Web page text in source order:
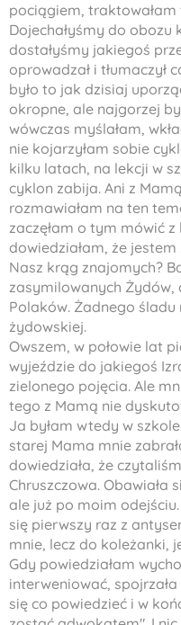
pociągiem,
Dojechałyśmy do
dostałyśmy jakiegoś
oprowadzał i tłumaczył
było to jak dzisiaj
okropne, ale najgorzej
wówczas myślałam,
nie kojarzyłam sobie
kilku latach, na lekcji w
cyklon zabija. Ani z
rozmawiałam na ten
zaczęłam o tym mówić
dowiedziałam, że
Nasz krąg znajomych?
zasymilowanych Żydów,
Polaków. Żadnego
żydowskiej.
Owszem, w połowie lat
wyjeździe do jakiegoś
zielonego pojęcia. Ale
tego z Mamą nie
Ja byłam wtedy w
starej Mama mnie
dowiedziała, że
Chruszczowa. Obawiała
ale już po moim
się pierwszy raz z
mnie, lecz do koleżanki,
Gdy powiedziałam
interweniować,
się co powiedzieć i w